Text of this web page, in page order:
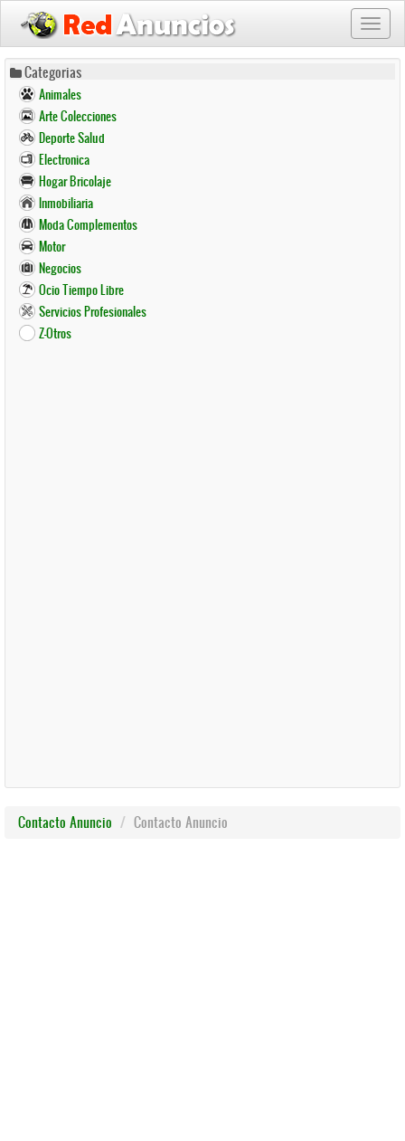
Pasar
contenido
principal
Categorias
Animales
Arte Colecciones
Deporte Salud
Electronica
Hogar Bricolaje
Inmobiliaria
Moda Complementos
Motor
Negocios
Ocio Tiempo Libre
Servicios Profesionales
Z-Otros
Contacto Anuncio Contacto Anuncio